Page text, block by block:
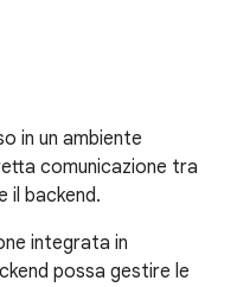
in un ambiente
comunicazione tra
il backend.
integrata in
possa gestire le